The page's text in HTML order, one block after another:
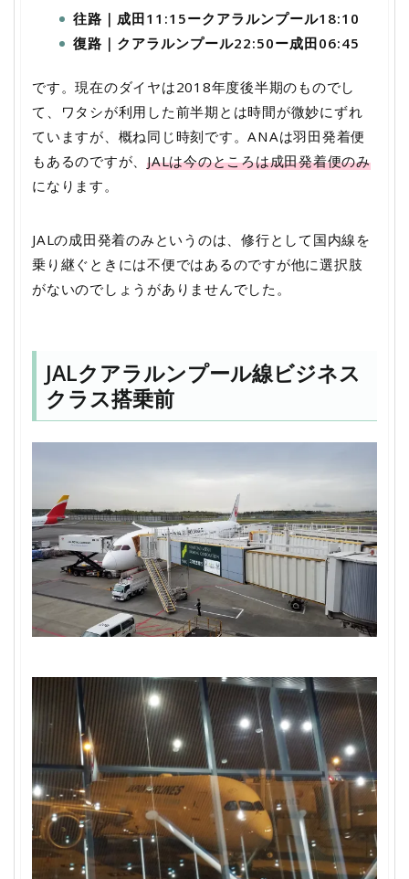
往路｜成田11:15ークアラルンプール18:10
復路｜クアラルンプール22:50ー成田06:45
です。現在のダイヤは2018年度後半期のものでし
て、ワタシが利用した前半期とは時間が微妙にずれ
ていますが、概ね同じ時刻です。ANAは羽田発着便
もあるのですが、JALは今のところは成田発着便のみ
になります。
JALの成田発着のみというのは、修行として国内線を
乗り継ぐときには不便ではあるのですが他に選択肢
がないのでしょうがありませんでした。
JALクアラルンプール線ビジネス
クラス搭乗前